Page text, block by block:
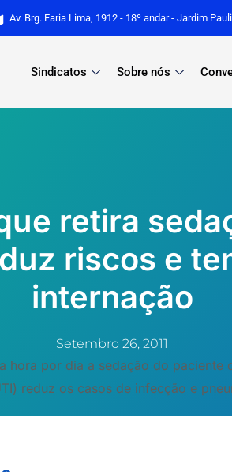
Av. Brg. Faria Lima, 1912 - 18º andar - Jardim
Sindicatos Sobre nós
retira
riscos e
internação
Setembro 26, 2011
hora por dia a sedação do paciente
reduz os casos de infecção e